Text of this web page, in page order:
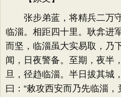
张步弟蓝，将精兵二万守
临淄。相距四十里。耿弇进
而坚，临淄虽大实易取，乃
闻，日夜警备。至期，夜半
旦，径趋临淄。半日拔其城
曰：“敕攻西安而乃先临淄